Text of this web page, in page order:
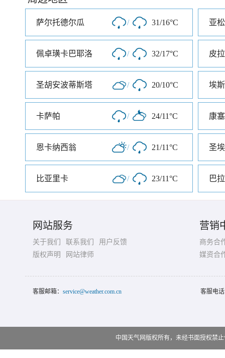
萨尔托德尔瓜 / 31/16°C 亚
佩卓璜卡巴耶洛 / 32/17°C 皮
圣胡安波蒂斯塔 / 20/10°C
卡萨帕 / 24/11°C 康
恩卡纳西翁 / 21/11°C 圣
比亚里卡 / 23/11°C 巴
网站服务
关于我们 联系我们
用户反馈
版权声明
网站律师
营销
商务合
媒资合
客服邮箱： service@weather.com.cn 客服电
中国天气网版权所有，未经书面授权